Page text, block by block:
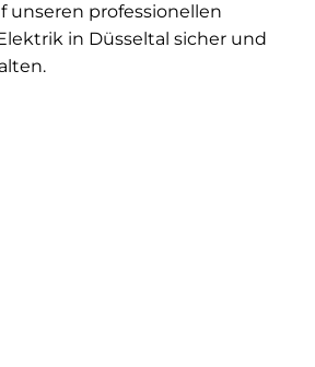
unseren professionellen
in Düsseltal sicher und